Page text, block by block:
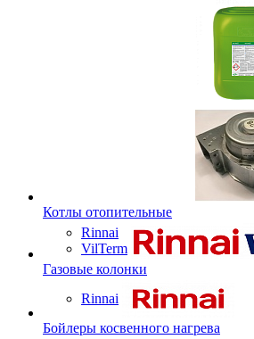
Котлы отопительные
Rinnai
VilTerm
Газовые колонки
Rinnai
Бойлеры косвенного нагрева